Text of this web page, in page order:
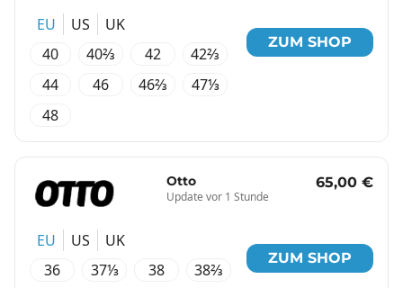
EU US
UK
40
40⅔ 42
42⅔
44
46 46⅔
47⅓
48
ZUM SHOP
Otto
Update vor 1 Stunde
65,00 €
EU US
UK
36
37⅓ 38
38⅔
ZUM SHOP